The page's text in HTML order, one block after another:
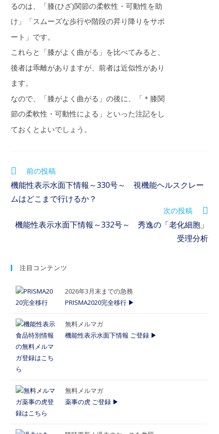
るのは、「膝(ひざ)関節の柔軟性・可動性を助
け」「スムーズな歩行や階段の昇り降りをサポ
ート」です。
これらと「膝がよく曲がる」を比べてみると、
後者は乖離がありますが、前者は近似性があり
ます。
なので、「膝がよく曲がる」の後に、「＊膝関
節の柔軟性・可動性による」といった注記をし
ておくとよいでしょう。
前の投稿
機能性表示水面下情報～330号～ 視機能ヘルスクレー
ムはどこまで行けるか？
次の投稿
機能性表示水面下情報～332号～ 秀逸の「老化細胞」
受理分析
注目コンテンツ
2026年3月末までの急務
PRISMA2020完全移行 ▶
無料メルマガ
機能性表示水面下情報 ご登録 ▶
無料メルマガ
薬事の虎 ご登録 ▶